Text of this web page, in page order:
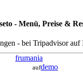
- Menü, Preise &
- bei Tripadvisor
frumania
aufdemo